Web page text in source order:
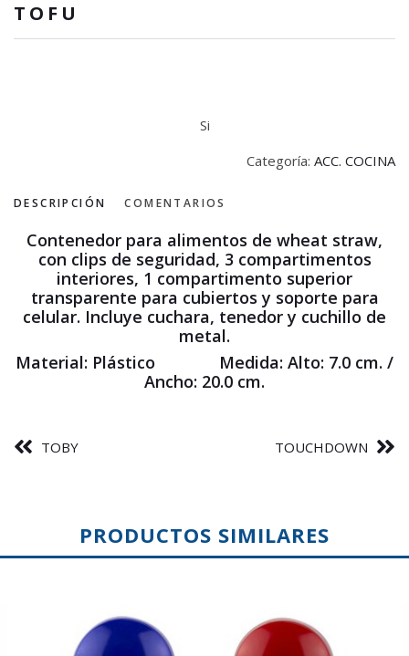
TOFU
Si
Categoría: ACC. COCINA
DESCRIPCIÓN COMENTARIOS
Contenedor para alimentos de wheat straw,
con clips de seguridad, 3 compartimentos
interiores, 1 compartimento superior
transparente para cubiertos y soporte para
celular. Incluye cuchara, tenedor y cuchillo de
metal.
Material: Plástico Medida: Alto: 7.0 cm. /
Ancho: 20.0 cm.
TOBY TOUCHDOWN
PRODUCTOS SIMILARES